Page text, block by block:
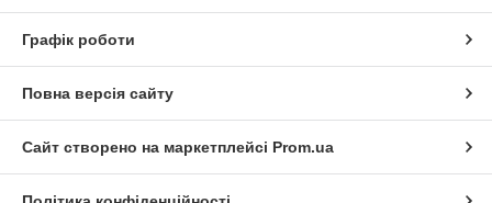
Графік роботи
Повна версія сайту
Сайт створено на маркетплейсі Prom.ua